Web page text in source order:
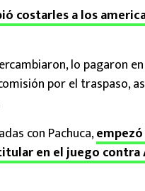
costarles a los
lo pagaron
por el traspaso,
con Pachuca,
en el juego contra